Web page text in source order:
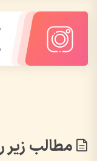
مطالب زیر